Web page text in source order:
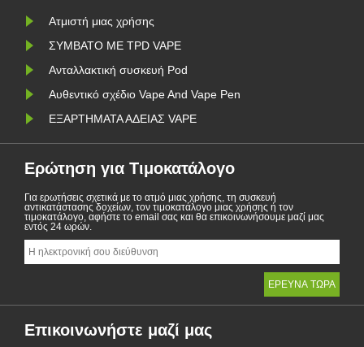
Ατμιστή μιας χρήσης
ΣΥΜΒΑΤΟ ΜΕ TPD VAPE
Ανταλλακτική συσκευή Pod
Αυθεντικό σχέδιο Vape And Vape Pen
ΕΞΑΡΤΗΜΑΤΑ ΑΔΕΙΑΣ VAPE
Ερώτηση για Τιμοκατάλογο
Για ερωτήσεις σχετικά με το ατμό μιας χρήσης, τη συσκευή
αντικατάστασης δοχείων, τον τιμοκατάλογο μιας χρήσης ή τον
τιμοκατάλογο, αφήστε το email σας και θα επικοινωνήσουμε μαζί μας
εντός 24 ωρών.
Επικοινωνήστε μαζί μας